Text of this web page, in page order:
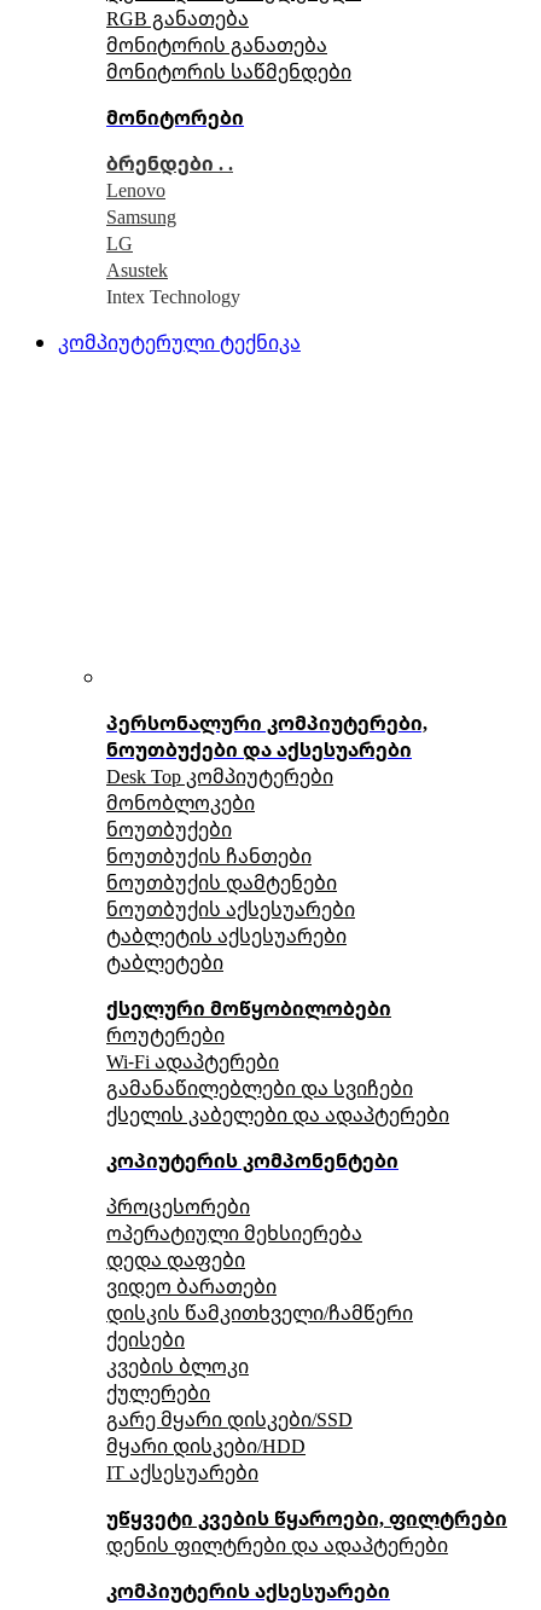
RGB განათება
მონიტორის განათება
მონიტორის საწმენდები
მონიტორები
ბრენდები . .
Lenovo
Samsung
LG
Asustek
Intex Technology
კომპიუტერული ტექნიკა
პერსონალური კომპიუტერები,
ნოუთბუქები და აქსესუარები
Desk Top კომპიუტერები
მონობლოკები
ნოუთბუქები
ნოუთბუქის ჩანთები
ნოუთბუქის დამტენები
ნოუთბუქის აქსესუარები
ტაბლეტის აქსესუარები
ტაბლეტები
ქსელური მოწყობილობები
როუტერები
Wi-Fi ადაპტერები
გამანაწილებლები და სვიჩები
ქსელის კაბელები და ადაპტერები
კოპიუტერის კომპონენტები
პროცესორები
ოპერატიული მეხსიერება
დედა დაფები
ვიდეო ბარათები
დისკის წამკითხველი/ჩამწერი
ქეისები
კვების ბლოკი
ქულერები
გარე მყარი დისკები/SSD
მყარი დისკები/HDD
IT აქსესუარები
უწყვეტი კვების წყაროები, ფილტრები
დენის ფილტრები და ადაპტერები
კომპიუტერის აქსესუარები